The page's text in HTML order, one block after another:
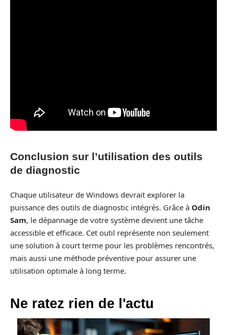
Conclusion sur l’utilisation des outils
de diagnostic
Chaque utilisateur de Windows devrait explorer la
puissance des outils de diagnostic intégrés. Grâce à Odin
Sam, le dépannage de votre système devient une tâche
accessible et efficace. Cet outil représente non seulement
une solution à court terme pour les problèmes rencontrés,
mais aussi une méthode préventive pour assurer une
utilisation optimale à long terme.
Ne ratez rien de l'actu